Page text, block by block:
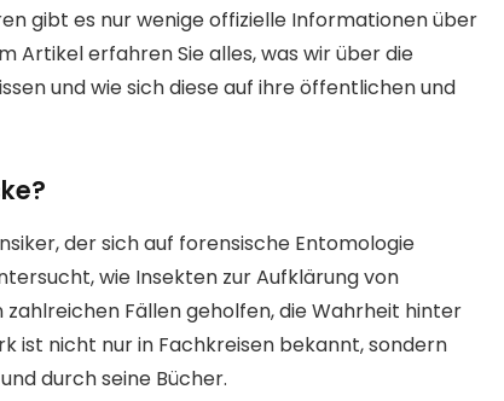
gibt es nur wenige offizielle Informationen über
Artikel erfahren Sie alles, was wir über die
und wie sich diese auf ihre öffentlichen und
der sich auf forensische Entomologie
wie Insekten zur Aufklärung von
Fällen geholfen, die Wahrheit hinter
ist nicht nur in Fachkreisen bekannt, sondern
durch seine Bücher.